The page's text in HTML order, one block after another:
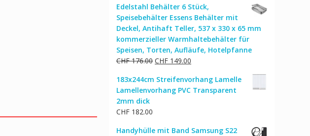
Edelstahl Behälter 6 Stück,
Speisebehälter Essens Behälter mit
Deckel, Antihaft Teller, 537 x 330 x 65 mm
kommerzieller Warmhaltebehälter für
Speisen, Torten, Aufläufe, Hotelpfanne
CHF176.00 Ursprünglicher
war:
CHF 176.00
CHF 149.00
ist:
CHF 149.00.
183x244cm Streifenvorhang Lamelle
Lamellenvorhang PVC Transparent
2mm dick
CHF 182.00
Handyhülle mit Band Samsung S22